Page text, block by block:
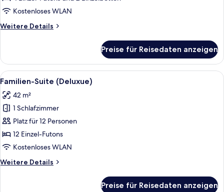
Kostenloses WLAN
Weitere Details
Weitere
Eckzimmer
Preise für Reisedaten anzeigen
Alle
Fotos
für
Familien-
Suite
(Deluxue)
anzeigen
Ein Raum mit Tatami-Matten,
8
Familien-Suite (Deluxue)
42 m²
1 Schlafzimmer
Platz für 12 Personen
12 Einzel-Futons
Kostenloses WLAN
Weitere Details
Weitere
Preise für Reisedaten anzeigen